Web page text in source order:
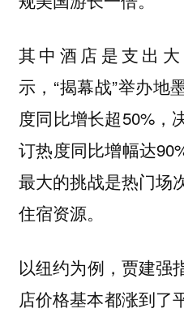
其中酒店是支出
示，“揭幕战”举办地
度同比增长超50%，
订热度同比增幅达
最大的挑战是热门场
住宿资源。
以纽约为例，贾建强
店价格基本都涨到了